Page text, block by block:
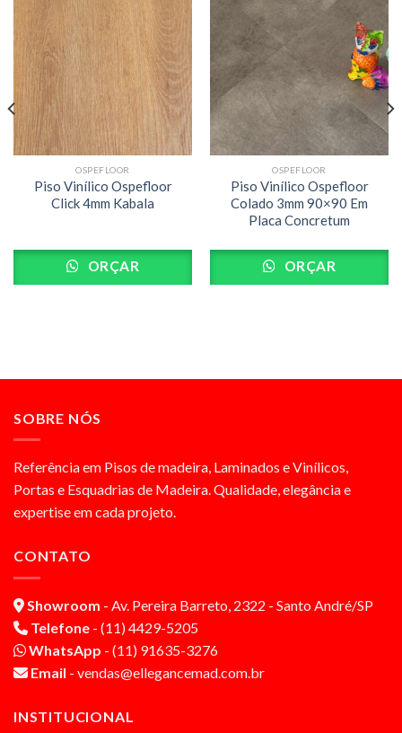
OSPEFLOOR
Piso Vinílico Ospefloor
Click 4mm Kabala
ORÇAR
OSPEFLOOR
Piso Vinílico Ospefloor
Colado 3mm 90×90 Em
Placa Concretum
ORÇAR
SOBRE NÓS
Referência em Pisos de madeira, Laminados e Vinílicos,
Portas e Esquadrias de Madeira. Qualidade, elegância e
expertise em cada projeto.
CONTATO
Showroom - Av. Pereira Barreto, 2322 - Santo André/SP
Telefone - (11) 4429-5205
WhatsApp - (11) 91635-3276
Email - vendas@ellegancemad.com.br
INSTITUCIONAL